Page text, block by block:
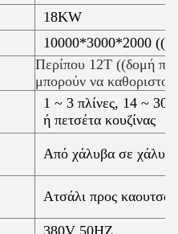
18KW
10000*3000*2000
Περίπου 12T ((δομή
μπορούν να
1 ~ 3 πλίνες, 14 ~ 30
ή πετσέτα κουζίνας
Από χάλυβα σε
Ατσάλι προς
380V 50HZ